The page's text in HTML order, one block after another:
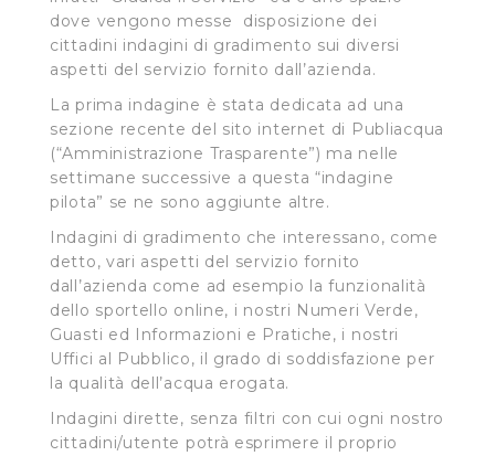
dove vengono messe disposizione dei
cittadini indagini di gradimento sui diversi
aspetti del servizio fornito dall’azienda.
La prima indagine è stata dedicata ad una
sezione recente del sito internet di Publiacqua
(“Amministrazione Trasparente”) ma nelle
settimane successive a questa “indagine
pilota” se ne sono aggiunte altre.
Indagini di gradimento che interessano, come
detto, vari aspetti del servizio fornito
dall’azienda come ad esempio la funzionalità
dello sportello online, i nostri Numeri Verde,
Guasti ed Informazioni e Pratiche, i nostri
Uffici al Pubblico, il grado di soddisfazione per
la qualità dell’acqua erogata.
Indagini dirette, senza filtri con cui ogni nostro
cittadini/utente potrà esprimere il proprio